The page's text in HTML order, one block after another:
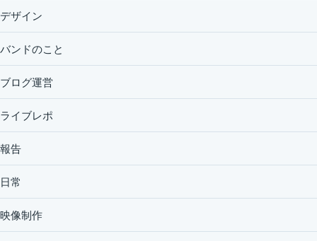
デザイン
バンドのこと
ブログ運営
ライブレポ
報告
日常
映像制作